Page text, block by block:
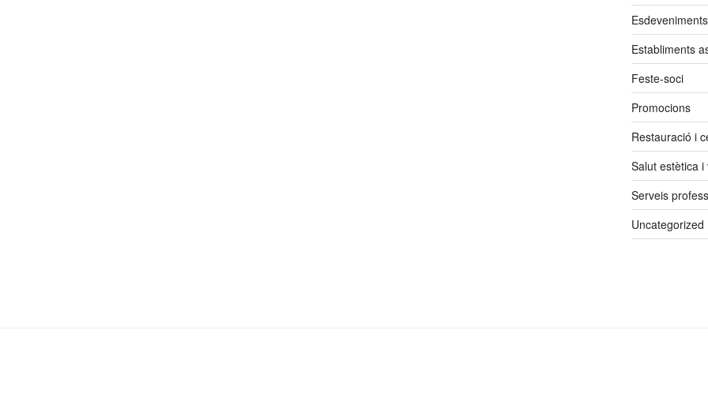
Esdeveniments
Establiments
Feste-soci
Promocions
Restauració i
Salut estètica
Serveis
Uncategorized